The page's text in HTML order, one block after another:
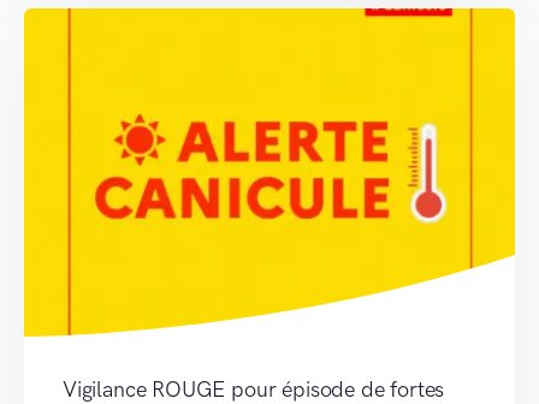
Vigilance ROUGE pour épisode de fortes